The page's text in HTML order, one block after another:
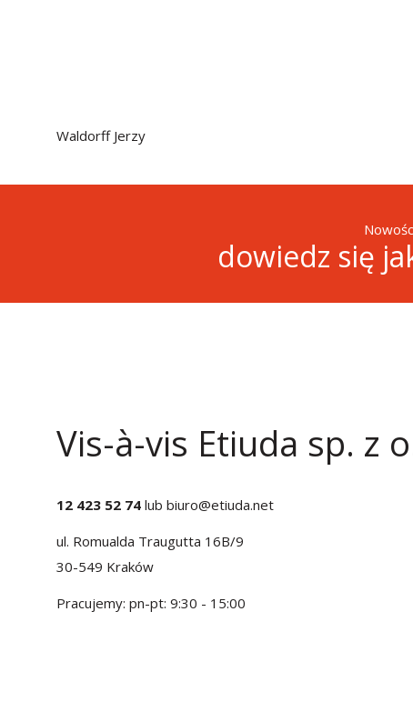
Waldorff Jerzy
dowiedz się
Vis-à-vis Etiuda sp. z
12 423 52 74 lub biuro@etiuda.net
ul. Romualda Traugutta 16B/9
30-549 Kraków
Pracujemy: pn-pt: 9:30 - 15:00